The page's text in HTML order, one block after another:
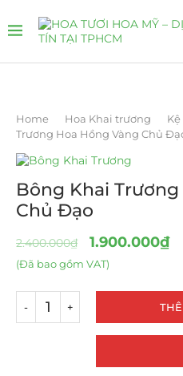
Home Hoa Khai trương
Trương Hoa Hồng Vàng Chủ
Bông Khai
Chủ Đạo
2.400.000₫ 1.900.000₫
(Đã bao gồm VAT)